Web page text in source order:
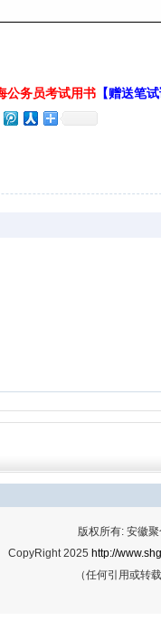
公务员考试用书 【赠送笔
版权所有: 安徽
CopyRight 2025 http://
（任何引用或转